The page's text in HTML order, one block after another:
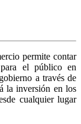
permite contar
el público en
a través de
la inversión en los
cualquier lugar